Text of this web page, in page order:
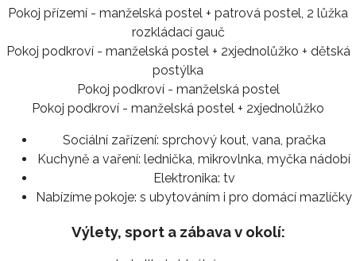
Pokoj přízemí - manželská postel + patrová postel, 2 lůžka
rozkládací gauč
Pokoj podkroví - manželská postel + 2xjednolůžko + dětská
postýlka
Pokoj podkroví - manželská postel
Pokoj podkroví - manželská postel + 2xjednolůžko
Sociální zařízení: sprchový kout, vana, pračka
Kuchyně a vaření: lednička, mikrovlnka, myčka nádobí
Elektronika: tv
Nabízíme pokoje: s ubytováním i pro domácí mazlíčky
Výlety, sport a zábava v okolí: